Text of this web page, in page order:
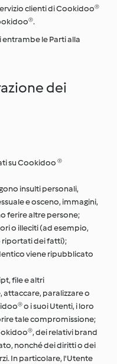
clienti di Cookidoo®
le Parti alla
dei
su Cookidoo ®
insulti personali,
e osceno, immagini,
ferire altre persone;
o illeciti (ad esempio,
riportati dei fatti);
viene ripubblicato
file e altri
paralizzare o
o i suoi Utenti, i loro
tale compromissione;
dei relativi brand
nonché dei diritti o dei
In particolare, l'Utente